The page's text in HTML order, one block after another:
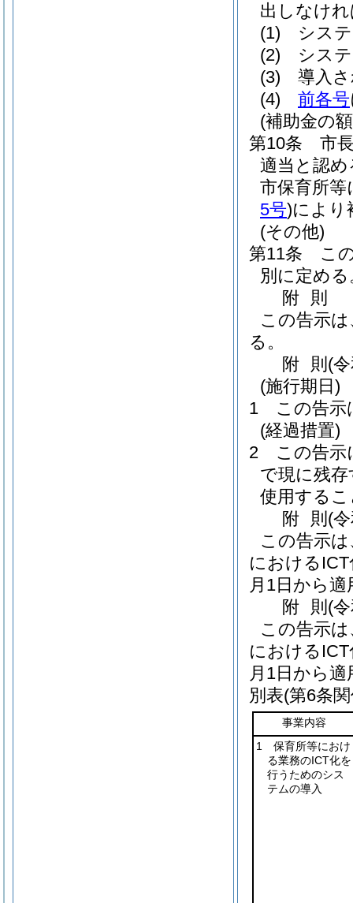
出しなけ
(1)
シス
(2)
シス
(3)
導入
(4)
前各号
(補助金の
第10条
市
適当と認
市保育所等
5号)により
(その他)
第11条
こ
別に定める
附 則
この告示
る。
附 則 (
(施行期日)
1
この告示
(経過措置)
2
この告示
で現に残
使用する
附 則 (
この告示
における
月1日から適
附 則 (
この告示
における
月1日から適
別表(第6条
事業内容
1 保育所等におけ
る業務のICT化を
行うためのシス
テムの導入